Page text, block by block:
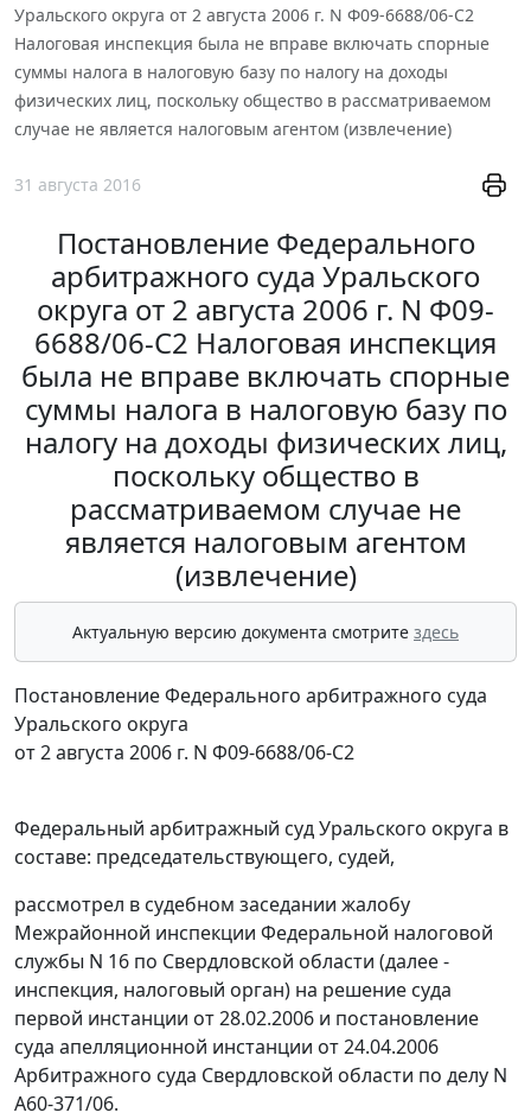
Уральского округа от 2 августа 2006 г. N Ф09-6688/06-С2
Налоговая инспекция была не вправе включать спорные
суммы налога в налоговую базу по налогу на доходы
физических лиц, поскольку общество в рассматриваемом
случае не является налоговым агентом (извлечение)
31 августа 2016
Постановление Федерального
арбитражного суда Уральского
округа от 2 августа 2006 г. N Ф09-
6688/06-С2 Налоговая инспекция
была не вправе включать спорные
суммы налога в налоговую базу по
налогу на доходы физических лиц,
поскольку общество в
рассматриваемом случае не
является налоговым агентом
(извлечение)
Актуальную версию документа смотрите здесь
Постановление Федерального арбитражного суда
Уральского округа
от 2 августа 2006 г. N Ф09-6688/06-С2
Федеральный арбитражный суд Уральского округа в
составе: председательствующего, судей,
рассмотрел в судебном заседании жалобу
Межрайонной инспекции Федеральной налоговой
службы N 16 по Свердловской области (далее -
инспекция, налоговый орган) на решение суда
первой инстанции от 28.02.2006 и постановление
суда апелляционной инстанции от 24.04.2006
Арбитражного суда Свердловской области по делу N
А60-371/06.